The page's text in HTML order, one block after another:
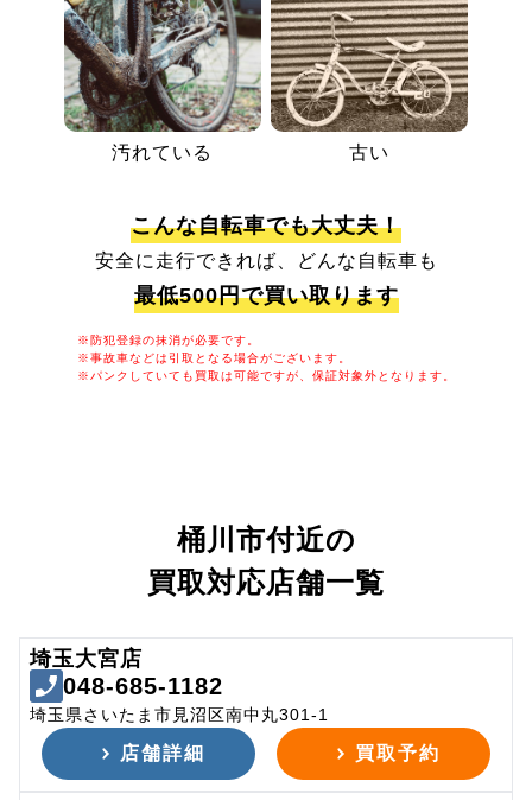
汚れている 古い
こんな自転車でも大丈夫！
安全に走行できれば、どんな自転車も
最低500円で買い取ります
※防犯登録の抹消が必要です。
※事故車などは引取となる場合がございます。
※パンクしていても買取は可能ですが、保証対象外となります。
桶川市付近の
買取対応店舗一覧
埼玉大宮店
048-685-1182
埼玉県さいたま市見沼区南中丸301-1
店舗詳細 買取予約